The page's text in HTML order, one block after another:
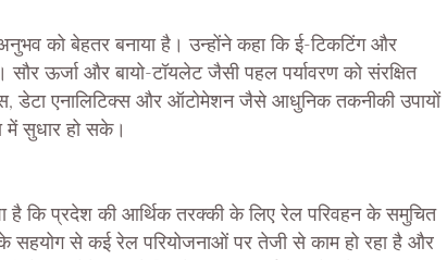
को बेहतर बनाया है। उन्होंने कहा कि ई-टिकटिंग और
ऊर्जा और बायो-टॉयलेट जैसी पहल पर्यावरण को संरक्षित
डेटा एनालिटिक्स और ऑटोमेशन जैसे आधुनिक तकनीकी उपायों
में सुधार हो सके।
है कि प्रदेश की आर्थिक तरक्की के लिए रेल परिवहन के समुचित
से कई रेल परियोजनाओं पर तेजी से काम हो रहा है और